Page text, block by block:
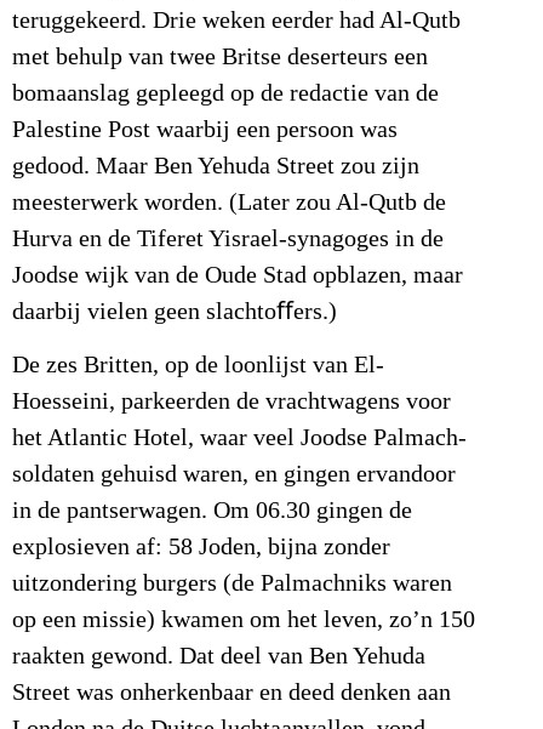
teruggekeerd. Drie weken eerder had Al-Qutb
met behulp van twee Britse deserteurs een
bomaanslag gepleegd op de redactie van de
Palestine Post waarbij een persoon was
gedood. Maar Ben Yehuda Street zou zijn
meesterwerk worden. (Later zou Al-Qutb de
Hurva en de Tiferet Yisrael-synagoges in de
Joodse wijk van de Oude Stad opblazen, maar
daarbij vielen geen slachtoﬀers.)
De zes Britten, op de loonlijst van El-
Hoesseini, parkeerden de vrachtwagens voor
het Atlantic Hotel, waar veel Joodse Palmach-
soldaten gehuisd waren, en gingen ervandoor
in de pantserwagen. Om 06.30 gingen de
explosieven af: 58 Joden, bijna zonder
uitzondering burgers (de Palmachniks waren
op een missie) kwamen om het leven, zo’n 150
raakten gewond. Dat deel van Ben Yehuda
Street was onherkenbaar en deed denken aan